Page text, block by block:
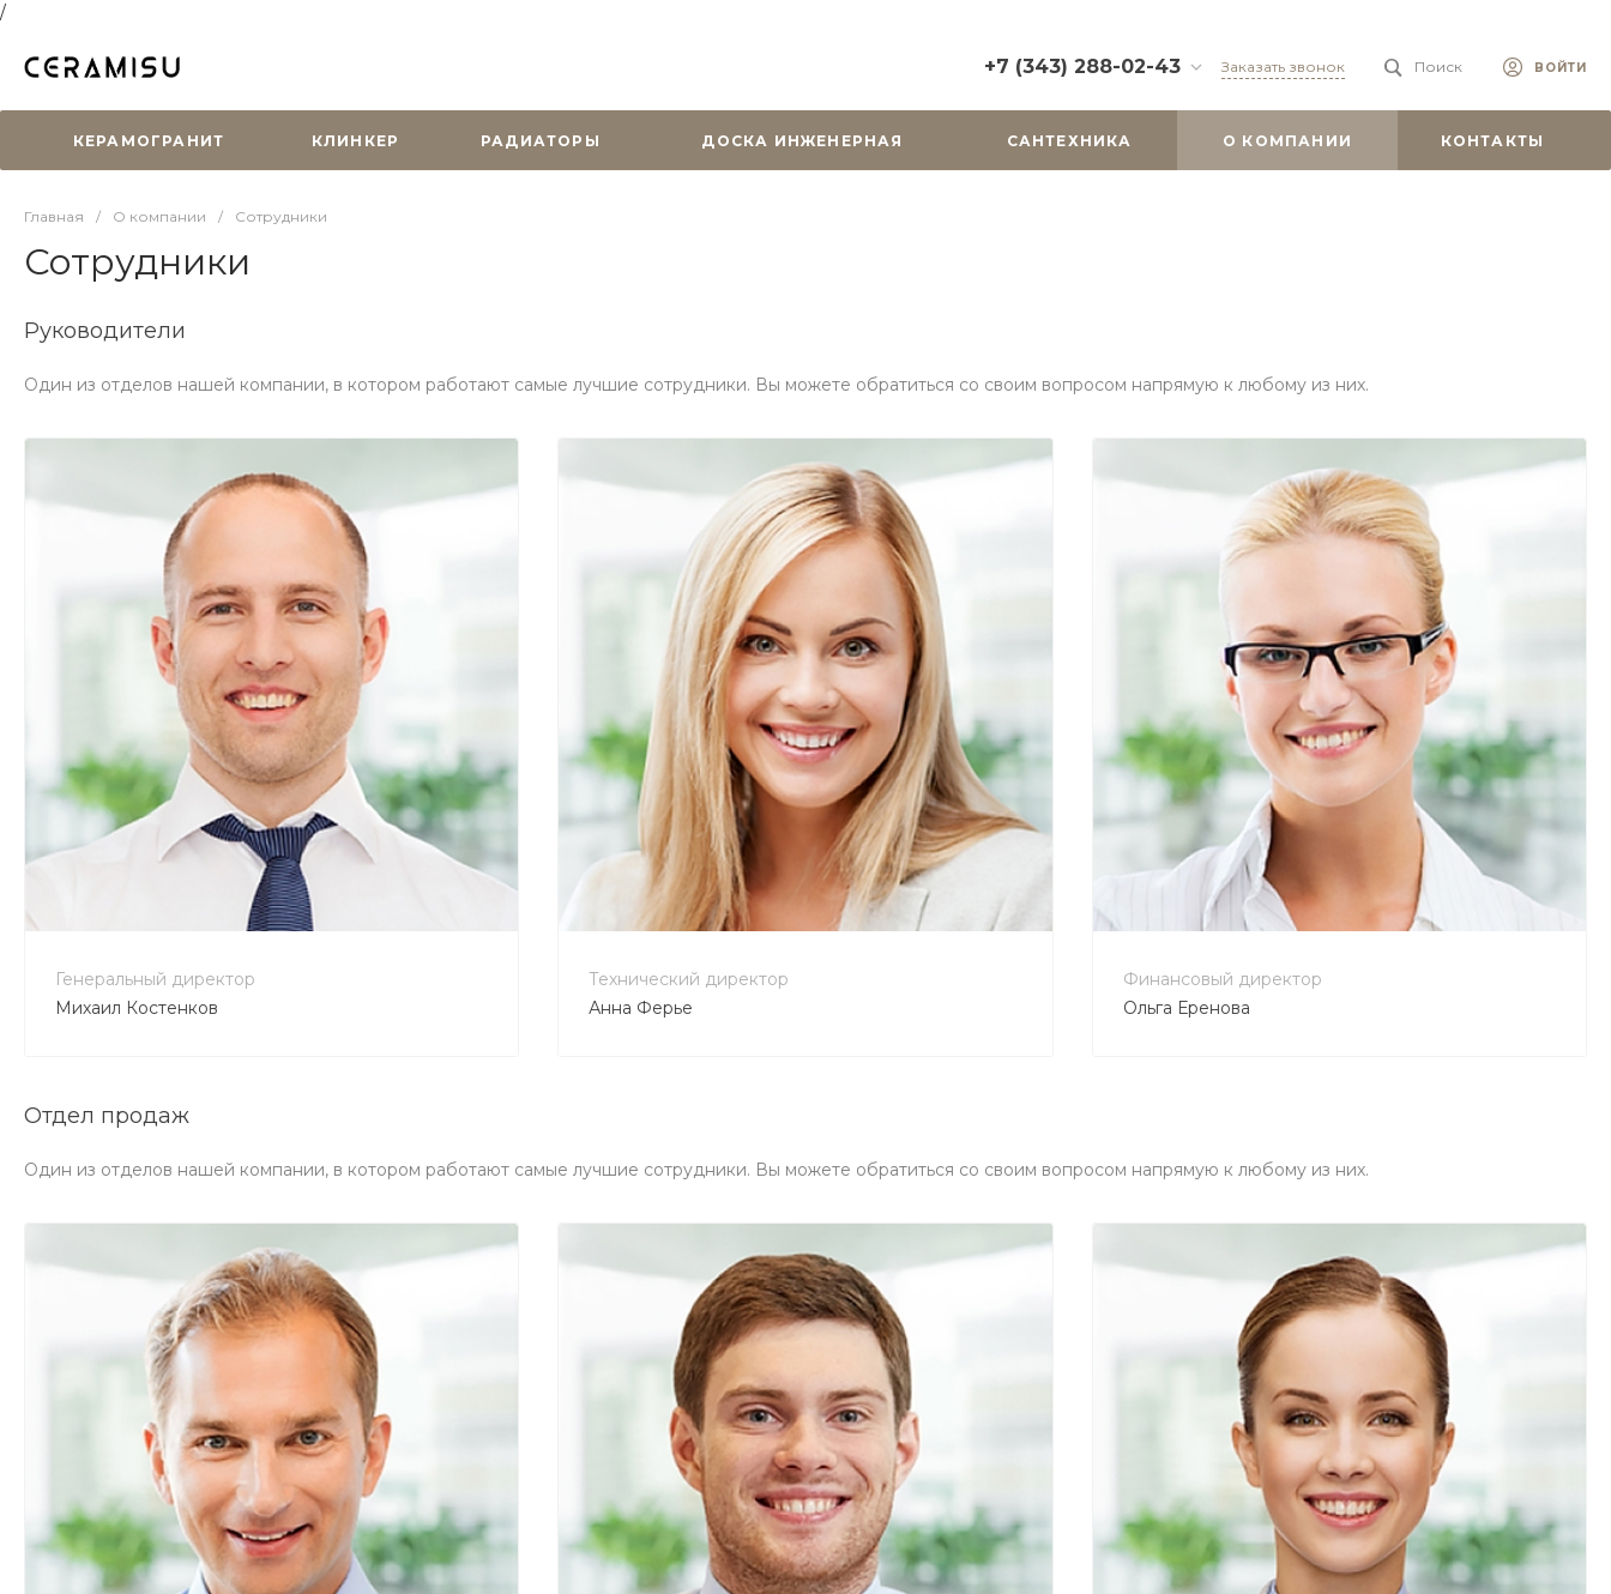
/
+7 (343) 288-02-43
г. Екатеринбург, ул.
Горького, д. 51
Заказать звонок Поиск ВОЙТИ
КЕРАМОГРАНИТ КЛИНКЕР РАДИАТОРЫ ДОСКА ИНЖЕНЕРНАЯ САНТЕХНИКА О КОМПАНИИ КОНТАКТЫ
Главная / О компании / Сотрудники
Сотрудники
Руководители
Один из отделов нашей компании, в котором работают самые лучшие сотрудники. Вы можете обратиться со своим вопросом напрямую к любому из них.
Генеральный директор
Михаил Костенков
+7 800 900-80-90
no-reply@intecweb.ru
Технический директор
Анна Ферье
+7 800 900-80-90
no-reply@intecweb.ru
Финансовый директор
Ольга Еренова
+7 800 900-80-90
no-reply@intecweb.ru
Отдел продаж
Один из отделов нашей компании, в котором работают самые лучшие сотрудники. Вы можете обратиться со своим вопросом напрямую к любому из них.